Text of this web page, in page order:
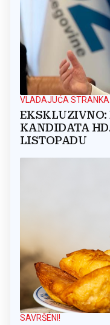
VLADAJUĆA STRANKA
KANDIDATA
LISTOPADU
SAVRŠENI!